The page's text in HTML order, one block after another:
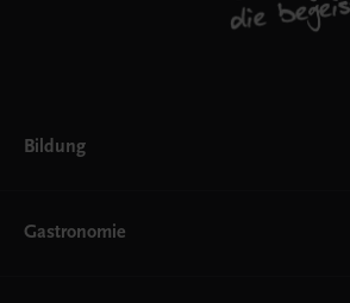
Bildung
AHS
Gastronomie